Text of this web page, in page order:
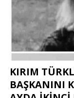
KIRIM
BAŞKANINI